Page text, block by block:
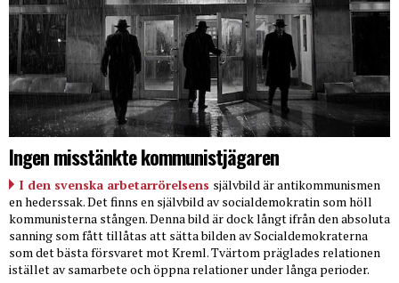
Ingen misstänkte kommunistjägaren
I den svenska arbetarrörelsens självbild är antikommunismen
en hederssak. Det finns en självbild av socialdemokratin som höll
kommunisterna stången. Denna bild är dock långt ifrån den absoluta
sanning som fått tillåtas att sätta bilden av Socialdemokraterna
som det bästa försvaret mot Kreml. Tvärtom präglades relationen
istället av samarbete och öppna relationer under långa perioder.